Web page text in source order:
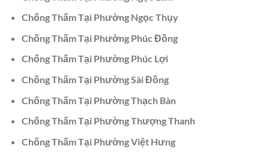
Chống Thấm Tại Phường Ngọc Thụy
Chống Thấm Tại Phường Phúc Đồng
Chống Thấm Tại Phường Phúc Lợi
Chống Thấm Tại Phường Sài Đồng
Chống Thấm Tại Phường Thạch Bàn
Chống Thấm Tại Phường Thượng Thanh
Chống Thấm Tại Phường Việt Hưng